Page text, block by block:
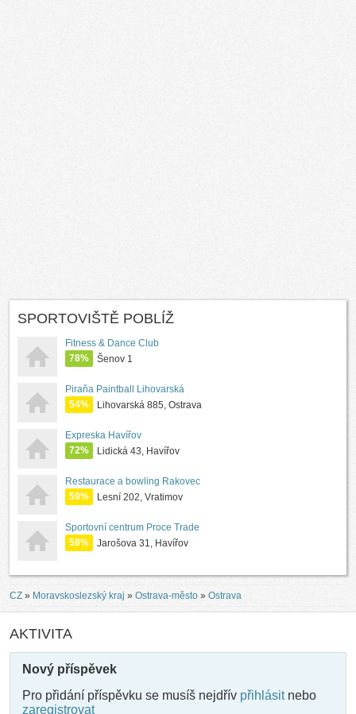
SPORTOVIŠTĚ POBLÍŽ
Fitness & Dance Club
78%
Šenov 1
Piraňa Paintball Lihovarská
54%
Lihovarská 885, Ostrava
Expreska Havířov
72%
Lidická 43, Havířov
Restaurace a bowling Rakovec
59%
Lesní 202, Vratimov
Sportovní centrum Proce Trade
58%
Jarošova 31, Havířov
CZ » Moravskoslezský kraj » Ostrava-město » Ostrava
AKTIVITA
Nový příspěvek
Pro přidání příspěvku se musíš nejdřív přihlásitnebo
zaregistrovat